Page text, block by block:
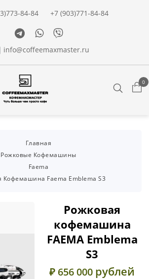
84-84
+7 (903)771-84-84
TelegramWhatsapp
Viber
info@coffeemaxmaster.ru
0
Главная
Рожковые Кофемашины
Faema
Кофемашина Faema Emblema S3
Рожковая
кофемашина
FAEMA Emblema
S3
₽ 656 000 рублей